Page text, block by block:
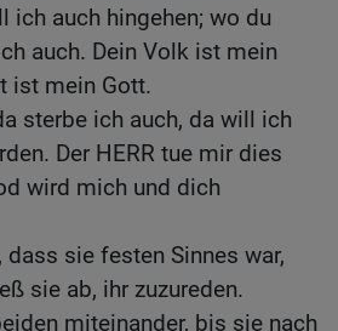
ich auch hingehen; wo du
auch. Dein Volk ist mein
ist mein Gott.
sterbe ich auch, da will ich
Der HERR tue mir dies
wird mich und dich
dass sie festen Sinnes war,
sie ab, ihr zuzureden.
miteinander, bis sie nach